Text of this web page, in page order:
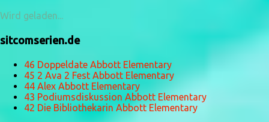
Wird geladen...
sitcomserien.de
46 Doppeldate Abbott Elementary
45 2 Ava 2 Fest Abbott Elementary
44 Alex Abbott Elementary
43 Podiumsdiskussion Abbott Elementary
42 Die Bibliothekarin Abbott Elementary